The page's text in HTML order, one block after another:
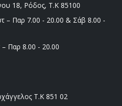
18, Ρόδος, Τ.Κ 85100
– Παρ 7.00 - 20.00 & Σάβ 8.00 -
– Παρ 8.00 - 20.00
Τ.Κ 851 02